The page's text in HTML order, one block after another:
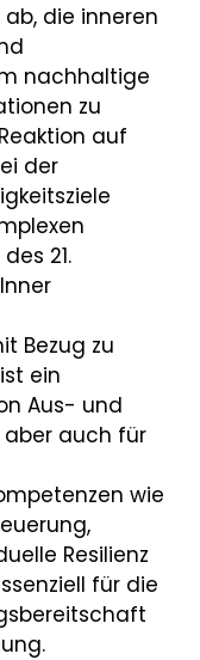
die inneren
nachhaltige
zu
auf
der
21.
Bezug zu
ein
Aus- und
auch für
wie
Resilienz
für die